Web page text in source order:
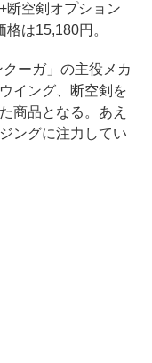
空剣オプション
は15,180円。
ーガ」の主役メカ
イング、断空剣を
商品となる。あえ
ングに注力してい